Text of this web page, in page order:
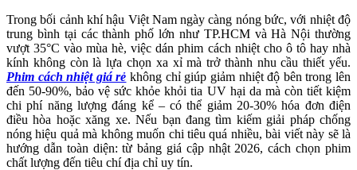
Trong bối cảnh khí hậu Việt Nam ngày càng nóng bức, với nhiệt độ
trung bình tại các thành phố lớn như TP.HCM và Hà Nội thường
vượt 35°C vào mùa hè, việc dán phim cách nhiệt cho ô tô hay nhà
kính không còn là lựa chọn xa xỉ mà trở thành nhu cầu thiết yếu.
Phim cách nhiệt giá rẻ không chỉ giúp giảm nhiệt độ bên trong lên
đến 50-90%, bảo vệ sức khỏe khỏi tia UV hại da mà còn tiết kiệm
chi phí năng lượng đáng kể – có thể giảm 20-30% hóa đơn điện
điều hòa hoặc xăng xe. Nếu bạn đang tìm kiếm giải pháp chống
nóng hiệu quả mà không muốn chi tiêu quá nhiều, bài viết này sẽ là
hướng dẫn toàn diện: từ bảng giá cập nhật 2026, cách chọn phim
chất lượng đến tiêu chí địa chỉ uy tín.